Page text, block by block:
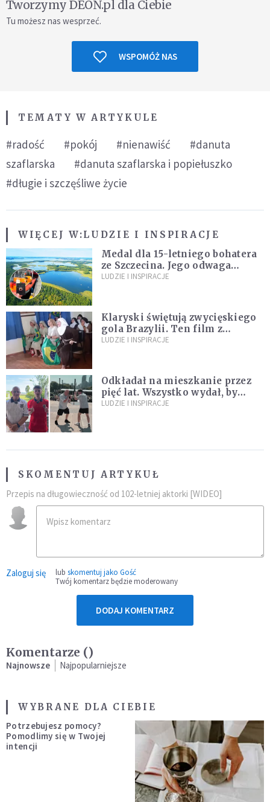
Tworzymy DEON.pl dla Ciebie
Tu możesz nas wesprzeć.
WSPOMÓŻ NAS
TEMATY W ARTYKULE
#radość #pokój #nienawiść
#danuta
szaflarska
#danuta szaflarska i popiełuszko
#długie i szczęśliwe życie
WIĘCEJ W:LUDZIE I INSPIRACJE
Medal dla 15-letniego bohatera
ze Szczecina. Jego odwaga
ocaliła ludzkie życie
LUDZIE I INSPIRACJE
Klaryski świętują zwycięskiego
gola Brazylii. Ten film z
zakonnicami obejrzały już
LUDZIE I INSPIRACJE
Odkładał na mieszkanie przez
pięć lat. Wszystko wydał, by
spełnić marzenie 80-letniego
LUDZIE I INSPIRACJE
SKOMENTUJ ARTYKUŁ
Przepis na długowieczność od 102-letniej aktorki [WIDEO]
Zaloguj się lub skomentuj jako Gość
Twój komentarz będzie moderowany
DODAJ KOMENTARZ
Komentarze ()
Najnowsze Najpopularniejsze
WYBRANE DLA CIEBIE
Potrzebujesz pomocy?
Pomodlimy się w Twojej
intencji